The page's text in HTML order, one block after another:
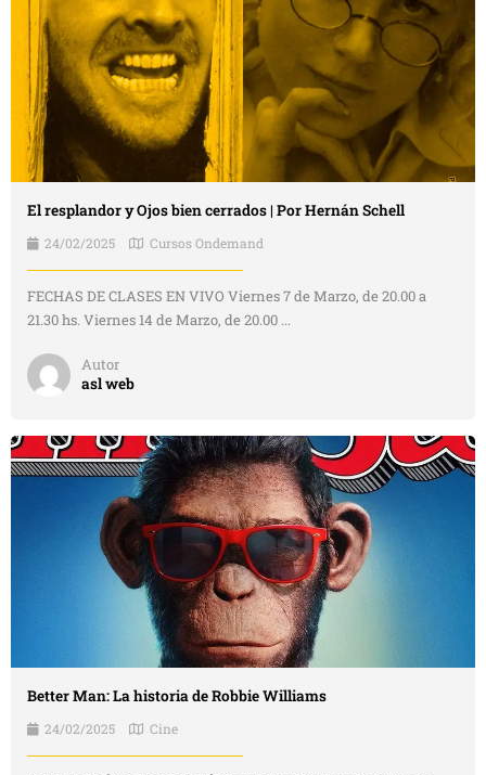
El resplandor y Ojos bien cerrados | Por Hernán Schell
24/02/2025 Cursos Ondemand
FECHAS DE CLASES EN VIVO Viernes 7 de Marzo, de 20.00 a
21.30 hs. Viernes 14 de Marzo, de 20.00 ...
Autor
asl web
Better Man: La historia de Robbie Williams
24/02/2025 Cine